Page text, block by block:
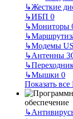
↳Жесткие
↳ИБП 0
↳Мониторы
↳
↳Модемы
↳Антенны
↳
↳Мышки 0
Показать
обеспечение
↳